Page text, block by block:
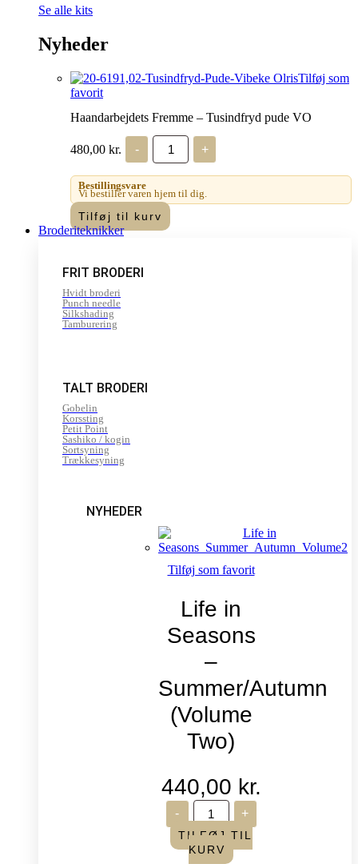
Se alle kits
Nyheder
Tilføj som
favorit
Haandarbejdets Fremme – Tusindfryd pude VO
480,00 kr. -
Haandarbejdets
Fremme
-
Tusindfryd
pude
VO
antal
+
Bestillingsvare
Vi bestiller varen hjem til dig.
Tilføj til kurv
Broderiteknikker
FRIT BRODERI
Hvidt broderi
Punch needle
Silkshading
Tamburering
TALT BRODERI
Gobelin
Korssting
Petit Point
Sashiko / kogin
Sortsyning
Trækkesyning
NYHEDER
Tilføj som favorit
Life in
Seasons
–
Summer/Autumn
(Volume
Two)
440,00 kr.
-
Life
in
Seasons
-
Summer/Autumn
+
TILFØJ TIL
KURV